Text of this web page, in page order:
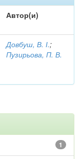
Автор(и)
Довбуш, В. І.;
Пузирьова, П. В.
1